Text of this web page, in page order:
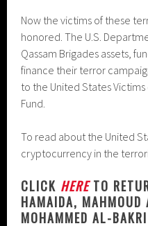
Now the victims of these
honored. The U.S.
Qassam Brigades assets,
finance their terror
to the United States
Fund.
To read about the United
cryptocurrency in the
CLICK HERETO
HAMAIDA,
MOHAMMED AL-